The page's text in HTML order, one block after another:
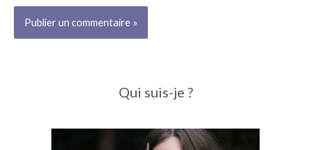
Qui suis-je ?